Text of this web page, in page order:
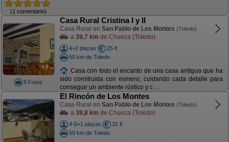
(1 comentario)
8 Fotos
Casa Rural Cristina I y II
Casa Rural en San Pablo de Los Montes (Toledo)
a 39,7 km de Chueca (Toledo)
4+2 plazas
25 €
50 km de Toledo
Casa con todo el encanto de una casa antigua que ha
sido construida con esmero, cuidando cada detalle para
conseguir un ambiente rústico y c ...
El Rincón de Los Montes
Casa Rural en San Pablo de Los Montes (Toledo)
a 39,8 km de Chueca (Toledo)
4-5+1 plazas
31 €
50 km de Toledo